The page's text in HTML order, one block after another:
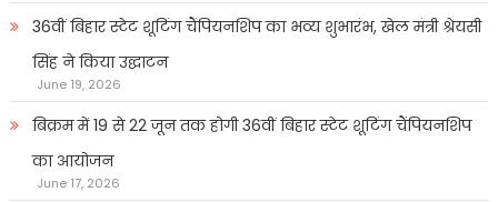
36वीं बिहार स्टेट शूटिंग चैंपियनशिप का भव्य शुभारंभ, खेल मंत्री श्रेयसी
सिंह ने किया उद्घाटन
June 19, 2026
बिक्रम में 19 से 22 जून तक होगी 36वीं बिहार स्टेट शूटिंग चैंपियनशिप
का आयोजन
June 17, 2026